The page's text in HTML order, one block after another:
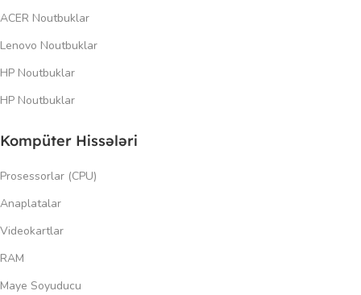
ACER Noutbuklar
Lenovo Noutbuklar
HP Noutbuklar
HP Noutbuklar
Kompüter Hissələri
Prosessorlar (CPU)
Anaplatalar
Videokartlar
RAM
Maye Soyuducu